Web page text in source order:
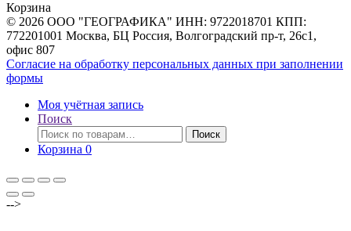
Корзина
© 2026 ООО "ГЕОГРАФИКА" ИНН: 9722018701 КПП:
772201001 Москва, БЦ Россия, Волгоградский пр-т, 26с1,
офис 807
Согласие на обработку персональных данных при заполнении
формы
Моя учётная запись
Поиск
Искать:
Поиск
Корзина 0
-->